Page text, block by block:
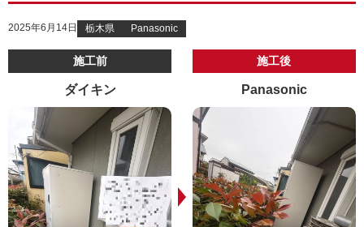
2025年6月14日 栃木県 Panasonic
施工前
ダイキン
施工後
Panasonic